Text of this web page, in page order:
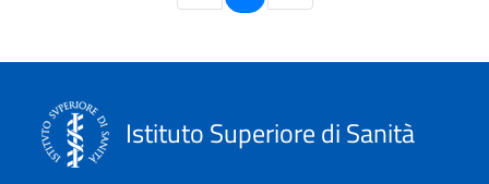
Istituto Superiore di Sanità